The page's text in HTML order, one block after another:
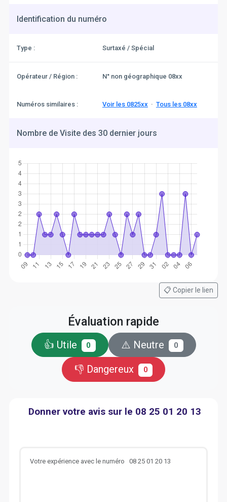
Identification du numéro
Type : Surtaxé / Spécial
Opérateur / Région : N° non géographique 08xx
Numéros similaires : Voir les 0825xx· Tous les 08xx
Nombre de Visite des 30 dernier jours
📋 Copier le lien
Évaluation rapide
👍 Utile 0 ⚠️ Neutre 0
👎 Dangereux 0
Donner votre avis sur le 08 25 01 20 13